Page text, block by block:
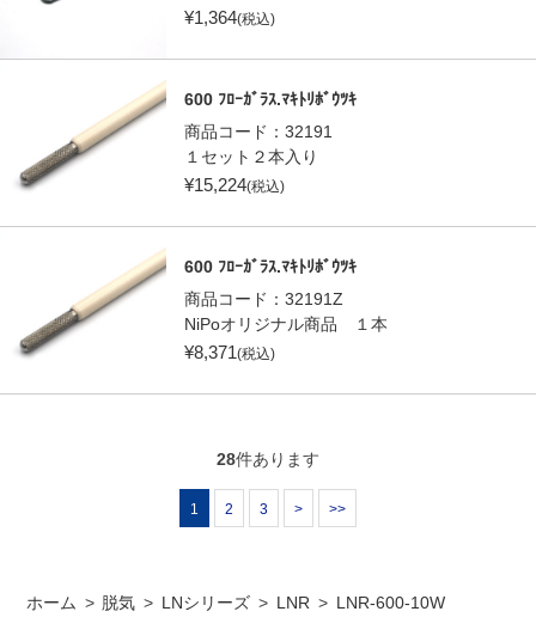
¥1,364(税込)
600 ﾌﾛｰｶﾞﾗｽ.ﾏｷﾄﾘﾎﾞｳﾂｷ
商品コード： 32191
１セット２本入り
¥15,224(税込)
600 ﾌﾛｰｶﾞﾗｽ.ﾏｷﾄﾘﾎﾞｳﾂｷ
商品コード： 32191Z
NiPoオリジナル商品 １本
¥8,371(税込)
28件あります
1 2 3 > >>
ホーム > 脱気 > LNシリーズ > LNR > LNR-600-10W